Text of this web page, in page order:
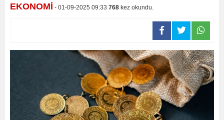
EKONOMİ - 01-09-2025 09:33 768 kez okundu.